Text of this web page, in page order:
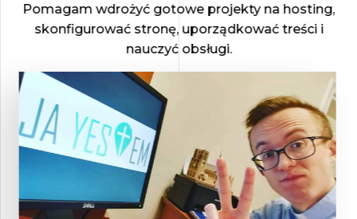
Pomagam wdrożyć gotowe projekty na hosting,
skonfigurować stronę, uporządkować treści i
nauczyć obsługi.